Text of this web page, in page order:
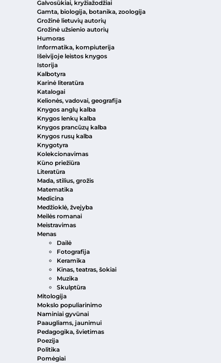
Galvosūkiai, kryžiažodžiai
Gamta, biologija, botanika, zoologija
Grožinė lietuvių autorių
Grožinė užsienio autorių
Humoras
Informatika, kompiuterija
Išeivijoje leistos knygos
Istorija
Kalbotyra
Karinė literatūra
Katalogai
Kelionės, vadovai, geografija
Knygos anglų kalba
Knygos lenkų kalba
Knygos prancūzų kalba
Knygos rusų kalba
Knygotyra
Kolekcionavimas
Kūno priežiūra
Literatūra
Mada, stilius, grožis
Matematika
Medicina
Medžioklė, žvejyba
Meilės romanai
Meistravimas
Menas
Dailė
Fotografija
Keramika
Kinas, teatras, šokiai
Muzika
Skulptūra
Mitologija
Mokslo populiarinimo
Naminiai gyvūnai
Paaugliams, jaunimui
Pedagogika, švietimas
Poezija
Politika
Pomėgiai